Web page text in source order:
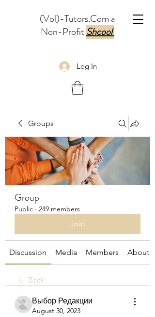
(Vol)-Tutors.Com a
Non-ProfitShcool
Log In
Groups
Group
Public · 249 members
Join
Discussion Media Members About
Back
Выбор Редакции
August 30, 2023